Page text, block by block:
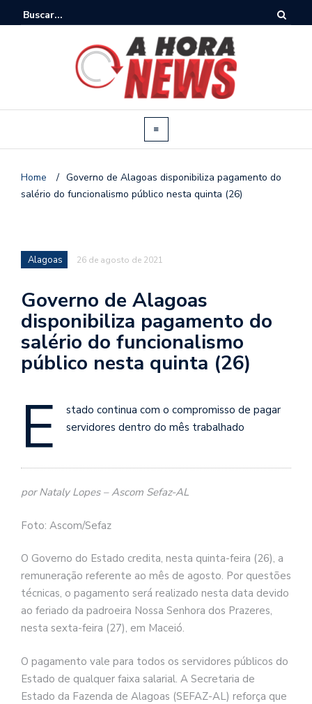
Home / Governo de Alagoas disponibiliza pagamento do
salério do funcionalismo público nesta quinta (26)
Alagoas 26 de agosto de 2021
Governo de Alagoas
disponibiliza pagamento do
salério do funcionalismo
público nesta quinta (26)
E
stado continua com o compromisso de pagar
servidores dentro do mês trabalhado
por Nataly Lopes – Ascom Sefaz-AL
Foto: Ascom/Sefaz
O Governo do Estado credita, nesta quinta-feira (26), a
remuneração referente ao mês de agosto. Por questões
técnicas, o pagamento será realizado nesta data devido
ao feriado da padroeira Nossa Senhora dos Prazeres,
nesta sexta-feira (27), em Maceió.
O pagamento vale para todos os servidores públicos do
Estado de qualquer faixa salarial. A Secretaria de
Estado da Fazenda de Alagoas (SEFAZ-AL) reforça que